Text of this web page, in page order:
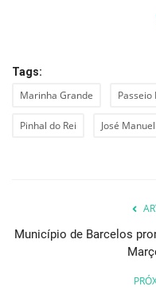
Tags:
Marinha Grande Passeio
Pinhal do Rei José
Município de Barcelos